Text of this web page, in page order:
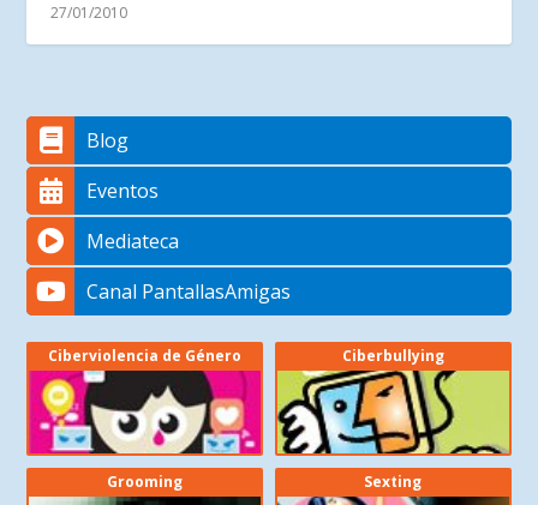
27/01/2010
Blog
Eventos
Mediateca
Canal PantallasAmigas
Ciberviolencia de Género Ciberbullying
Grooming Sexting